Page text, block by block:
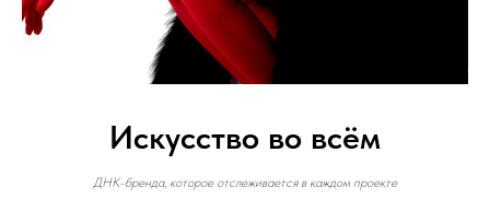
Искусство во всём
ДНК-бренда, которое отслеживается в каждом проекте